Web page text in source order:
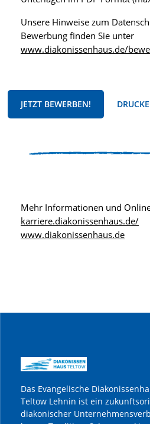
Unsere Hinweise zum
Bewerbung finden Sie unter
www.diakonissenhaus.de/
JETZT BEWERBEN!
Mehr Informationen und
karriere.diakonissenhaus.de/
www.diakonissenhaus.de
Das Evangelische
Teltow Lehnin ist ein
diakonischer